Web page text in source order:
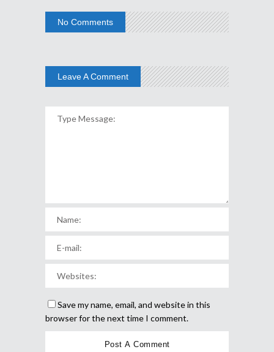
No Comments
Leave A Comment
Save my name, email, and website in this
browser for the next time I comment.